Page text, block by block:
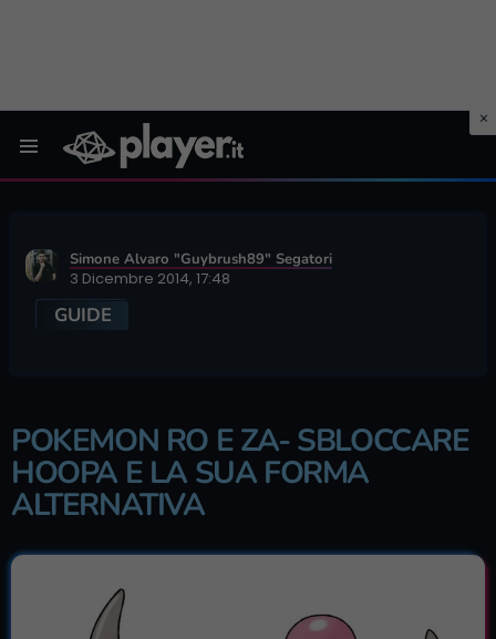
Simone Alvaro "Guybrush89" Segatori
3 Dicembre 2014, 17:48
GUIDE
POKEMON RO E ZA- SBLOCCARE
HOOPA E LA SUA FORMA
ALTERNATIVA